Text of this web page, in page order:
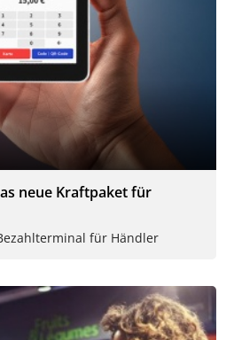
neue Kraftpaket für
für Händler